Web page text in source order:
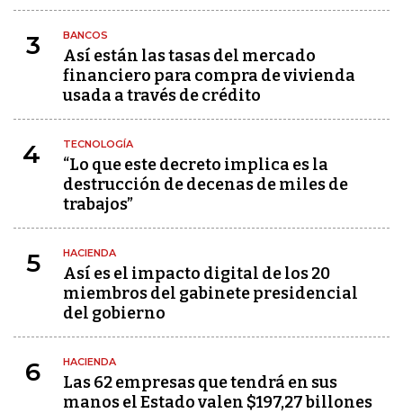
3 BANCOS
Así están las tasas del mercado
financiero para compra de vivienda
usada a través de crédito
4 TECNOLOGÍA
“Lo que este decreto implica es la
destrucción de decenas de miles de
trabajos”
5 HACIENDA
Así es el impacto digital de los 20
miembros del gabinete presidencial
del gobierno
6 HACIENDA
Las 62 empresas que tendrá en sus
manos el Estado valen $197,27 billones